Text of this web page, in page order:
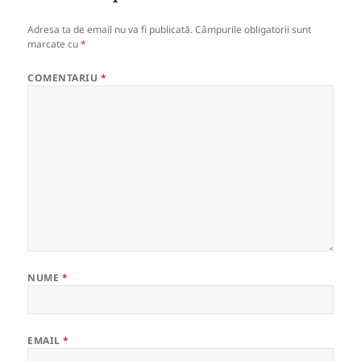
Adresa ta de email nu va fi publicată. Câmpurile obligatorii sunt
marcate cu*
COMENTARIU *
NUME *
EMAIL*